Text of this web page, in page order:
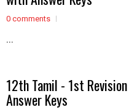
0 comments
...
12th Tamil - 1st
Answer Keys